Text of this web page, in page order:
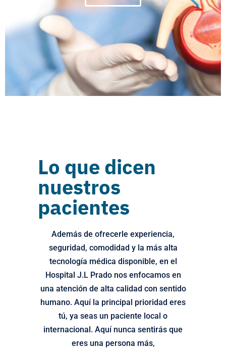
Lo que dicen
nuestros
pacientes
Además de ofrecerle experiencia,
seguridad, comodidad y la más alta
tecnología médica disponible, en el
Hospital J.L Prado nos enfocamos en
una atención de alta calidad con sentido
humano. Aquí la principal prioridad eres
tú, ya seas un paciente local o
internacional. Aquí nunca sentirás que
eres una persona más,